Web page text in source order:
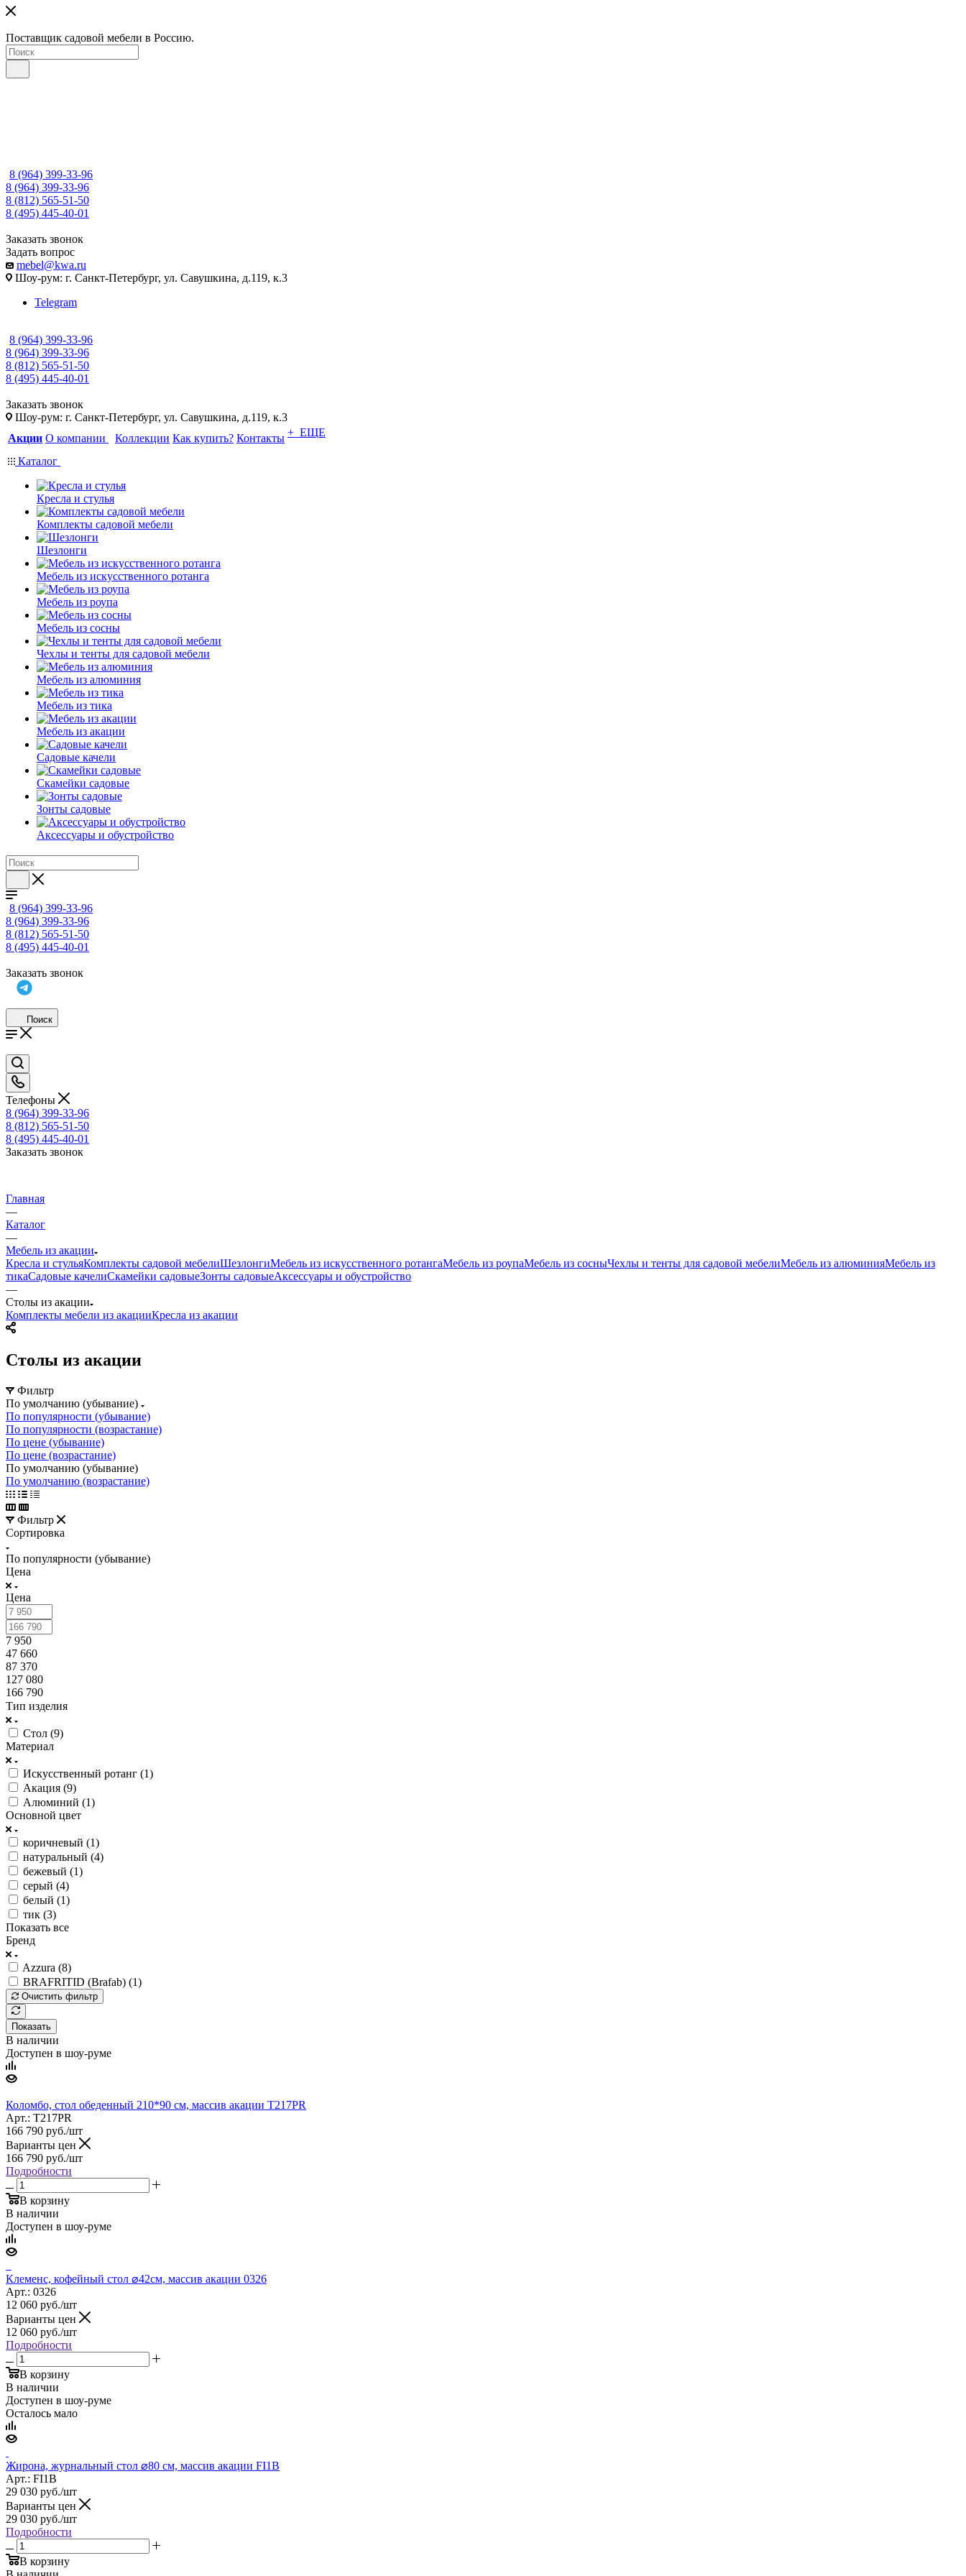
Поставщик садовой мебели в Россию.
8 (964) 399-33-96
8 (964) 399-33-96
8 (812) 565-51-50
8 (495) 445-40-01
Заказать звонок
Задать вопрос
mebel@kwa.ru
Шоу-рум: г. Санкт-Петербург, ул. Савушкина, д.119, к.3
Telegram
8 (964) 399-33-96
8 (964) 399-33-96
8 (812) 565-51-50
8 (495) 445-40-01
Заказать звонок
Шоу-рум: г. Санкт-Петербург, ул. Савушкина, д.119, к.3
Акции О компании Коллекции Как купить? Контакты + ЕЩЕ
Каталог
Кресла и стулья
Комплекты садовой мебели
Шезлонги
Мебель из искусственного ротанга
Мебель из роупа
Мебель из сосны
Чехлы и тенты для садовой мебели
Мебель из алюминия
Мебель из тика
Мебель из акации
Садовые качели
Скамейки садовые
Зонты садовые
Аксессуары и обустройство
8 (964) 399-33-96
8 (964) 399-33-96
8 (812) 565-51-50
8 (495) 445-40-01
Заказать звонок
Поиск
Телефоны
8 (964) 399-33-96
8 (812) 565-51-50
8 (495) 445-40-01
Заказать звонок
Главная
—
Каталог
—
Мебель из акации
Кресла и стульяКомплекты садовой мебелиШезлонгиМебель из искусственного ротангаМебель из роупаМебель из сосныЧехлы и тенты для садовой мебелиМебель из алюминияМебель из
тикаСадовые качелиСкамейки садовыеЗонты садовыеАксессуары и обустройство
—
Столы из акации
Комплекты мебели из акацииКресла из акации
Столы из акации
Фильтр
По умолчанию (убывание)
По популярности (убывание)
По популярности (возрастание)
По цене (убывание)
По цене (возрастание)
По умолчанию (убывание)
По умолчанию (возрастание)
Фильтр
Сортировка
По популярности (убывание)
Цена
Цена
7 950
47 660
87 370
127 080
166 790
Тип изделия
Стол (9)
Материал
Искусственный ротанг (1)
Акация (9)
Алюминий (1)
Основной цвет
коричневый (1)
натуральный (4)
бежевый (1)
серый (4)
белый (1)
тик (3)
Показать все
Бренд
Azzura (8)
BRAFRITID (Brafab) (1)
Очистить фильтр
Показать
В наличии
Доступен в шоу-руме
Коломбо, стол обеденный 210*90 см, массив акации T217PR
Арт.: T217PR
166 790 руб./шт
Варианты цен
166 790 руб./шт
Подробности
В корзину
В наличии
Доступен в шоу-руме
Клеменс, кофейный стол ⌀42см, массив акации 0326
Арт.: 0326
12 060 руб./шт
Варианты цен
12 060 руб./шт
Подробности
В корзину
В наличии
Доступен в шоу-руме
Осталось мало
Жирона, журнальный стол ⌀80 см, массив акации FI1B
Арт.: FI1B
29 030 руб./шт
Варианты цен
29 030 руб./шт
Подробности
В корзину